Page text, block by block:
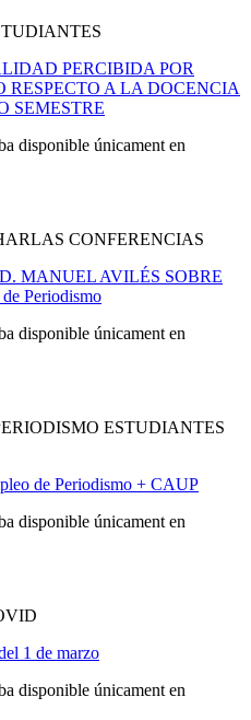
PERCIBIDA POR
A LA DOCENCIA
SEMESTRE
disponible únicament en
CONFERENCIAS
MANUEL AVILÉS SOBRE
Periodismo
disponible únicament en
ESTUDIANTES
de Periodismo + CAUP
disponible únicament en
1 de marzo
disponible únicament en